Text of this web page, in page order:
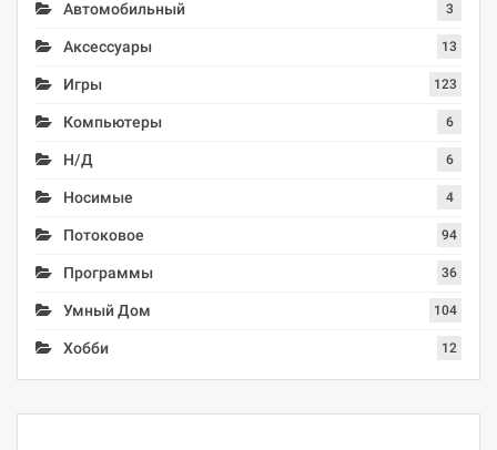
Автомобильный 3
Аксессуары 13
Игры 123
Компьютеры 6
Н/Д 6
Носимые 4
Потоковое 94
Программы 36
Умный Дом 104
Хобби 12